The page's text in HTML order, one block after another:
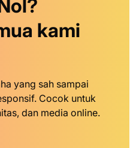
kami
yang sah sampai
Cocok untuk
dan media online.